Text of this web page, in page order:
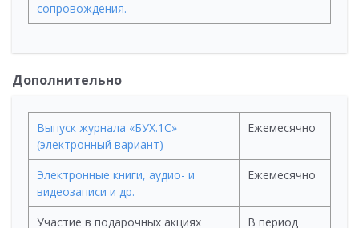
сопровождения.
Дополнительно
Выпуск журнала «БУХ.1С»
(электронный вариант)
Ежемесячно
Электронные книги, аудио- и
видеозаписи и др.
Ежемесячно
Участие в подарочных акциях
В период